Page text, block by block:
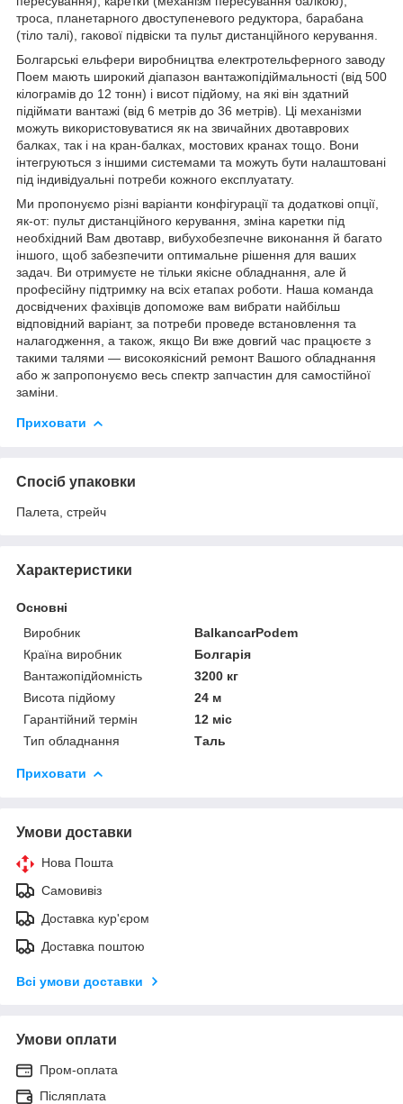
троса, планетарного двоступеневого редуктора, барабана
(тіло талі), гакової підвіски та пульт дистанційного керування.
Болгарські ельфери виробництва електротельферного заводу
Поем мають широкий діапазон вантажопідіймальності (від 500
кілограмів до 12 тонн) і висот підйому, на які він здатний
підіймати вантажі (від 6 метрів до 36 метрів). Ці механізми
можуть використовуватися як на звичайних двотаврових
балках, так і на кран-балках, мостових кранах тощо. Вони
інтегруються з іншими системами та можуть бути налаштовані
під індивідуальні потреби кожного експлуатату.
Ми пропонуємо різні варіанти конфігурації та додаткові опції,
як-от: пульт дистанційного керування, зміна каретки під
необхідний Вам двотавр, вибухобезпечне виконання й багато
іншого, щоб забезпечити оптимальне рішення для ваших
задач. Ви отримуєте не тільки якісне обладнання, але й
професійну підтримку на всіх етапах роботи. Наша команда
досвідчених фахівців допоможе вам вибрати найбільш
відповідний варіант, за потреби проведе встановлення та
налагодження, а також, якщо Ви вже довгий час працюєте з
такими талями — високоякісний ремонт Вашого обладнання
або ж запропонуємо весь спектр запчастин для самостійної
заміни.
Приховати
Спосіб упаковки
Палета, стрейч
Характеристики
Основні
Виробник
BalkancarPodem
Країна виробник
Болгарія
Вантажопідйомність
3200 кг
Висота підйому
24 м
Гарантійний термін
12 міс
Тип обладнання
Таль
Приховати
Умови доставки
Нова Пошта
Самовивіз
Доставка кур'єром
Доставка поштою
Всі умови доставки
Умови оплати
Пром-оплата
Післяплата